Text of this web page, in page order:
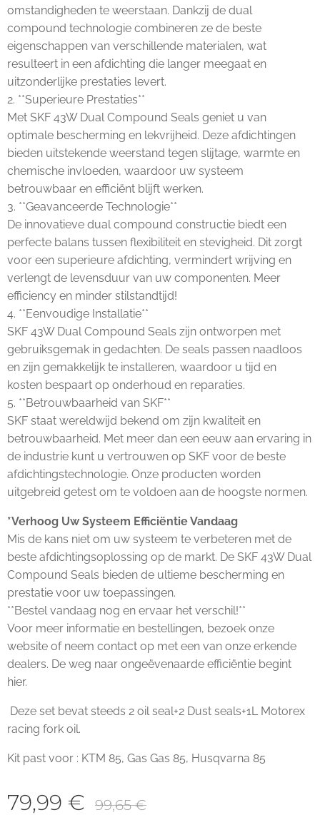
omstandigheden te weerstaan. Dankzij de dual
compound technologie combineren ze de beste
eigenschappen van verschillende materialen, wat
resulteert in een afdichting die langer meegaat en
uitzonderlijke prestaties levert.
2. **Superieure Prestaties**
Met SKF 43W Dual Compound Seals geniet u van
optimale bescherming en lekvrijheid. Deze afdichtingen
bieden uitstekende weerstand tegen slijtage, warmte en
chemische invloeden, waardoor uw systeem
betrouwbaar en efficiënt blijft werken.
3. **Geavanceerde Technologie**
De innovatieve dual compound constructie biedt een
perfecte balans tussen flexibiliteit en stevigheid. Dit zorgt
voor een superieure afdichting, vermindert wrijving en
verlengt de levensduur van uw componenten. Meer
efficiency en minder stilstandtijd!
4. **Eenvoudige Installatie**
SKF 43W Dual Compound Seals zijn ontworpen met
gebruiksgemak in gedachten. De seals passen naadloos
en zijn gemakkelijk te installeren, waardoor u tijd en
kosten bespaart op onderhoud en reparaties.
5. **Betrouwbaarheid van SKF**
SKF staat wereldwijd bekend om zijn kwaliteit en
betrouwbaarheid. Met meer dan een eeuw aan ervaring in
de industrie kunt u vertrouwen op SKF voor de beste
afdichtingstechnologie. Onze producten worden
uitgebreid getest om te voldoen aan de hoogste normen.
*Verhoog Uw Systeem Efficiëntie Vandaag
Mis de kans niet om uw systeem te verbeteren met de
beste afdichtingsoplossing op de markt. De SKF 43W Dual
Compound Seals bieden de ultieme bescherming en
prestatie voor uw toepassingen.
**Bestel vandaag nog en ervaar het verschil!**
Voor meer informatie en bestellingen, bezoek onze
website of neem contact op met een van onze erkende
dealers. De weg naar ongeëvenaarde efficiëntie begint
hier.
Deze set bevat steeds 2 oil seal+2 Dust seals+1L Motorex
racing fork oil.
Kit past voor : KTM 85, Gas Gas 85, Husqvarna 85
79,99 € 99,65€